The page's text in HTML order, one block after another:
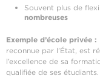
Souvent plus de
nombreuses
Exemple d’école privée :
reconnue par l’État, est
l’excellence de sa
qualifiée de ses étudiants.